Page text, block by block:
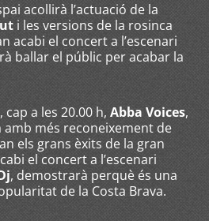
acollirà l’actuació de la
i les versions de la rosinca
acabi el concert a l’escenari
ballar el públic per acabar la
cap a les 20.00 h, Abba Voices,
més reconeixement de
els grans èxits de la gran
el concert a l’escenari
, demostrarà perquè és una
de la Costa Brava.